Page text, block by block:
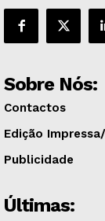
Sobre Nós:
Contactos
Edição
Publicidade
Últimas: